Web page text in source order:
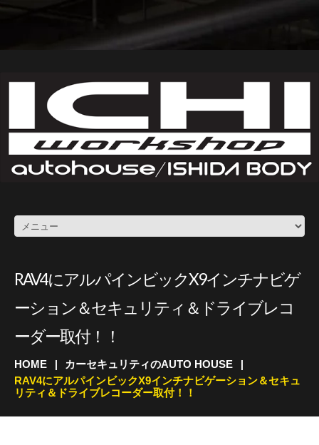
RAV4にアルパインビックX9インチナビゲ
ーション＆セキュリティ＆ドライブレコ
ーダー取付！！
HOME
カーセキュリティのAUTO HOUSE
RAV4にアルパインビックX9インチナビゲーション＆セキュ
リティ＆ドライブレコーダー取付！！